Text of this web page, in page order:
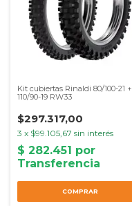
Kit cubiertas Rinaldi 80/100-21 +
110/90-19 RW33
$297.317,00
3 x $99.105,67 sin interés
COMPRAR